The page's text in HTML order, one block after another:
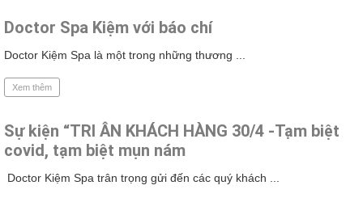
Doctor Spa Kiệm với báo chí
Doctor Kiệm Spa là một trong những thương ...
Xem thêm
Sự kiện “TRI ÂN KHÁCH HÀNG 30/4 -Tạm biệt
covid, tạm biệt mụn nám
Doctor Kiệm Spa trân trọng gửi đến các quý khách ...